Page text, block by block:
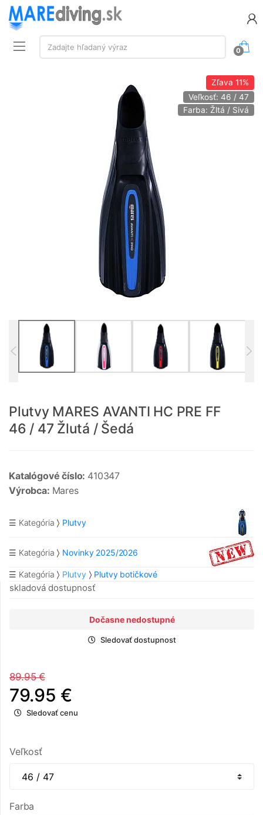
Vyhľadávanie:
Zadajte hľadaný výraz
0
Zľava 11%
Veľkosť: 46 / 47
Farba: Žltá / Sivá
Plutvy MARES AVANTI HC PRE FF
46 / 47 Žlutá / Šedá
Katalógové číslo: 410347
Výrobca: Mares
☰ Kategória Plutvy
☰ Kategória Novinky 2025/2026
☰ Kategória Plutvy Plutvy botičkové
skladová dostupnosť
Dočasne nedostupné
Sledovať dostupnost
89.95 €
79.95 €
Sledovať cenu
Veľkosť
Farba